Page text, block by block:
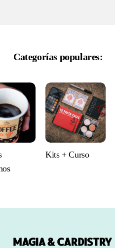
Categorías populares:
Kits + Curso